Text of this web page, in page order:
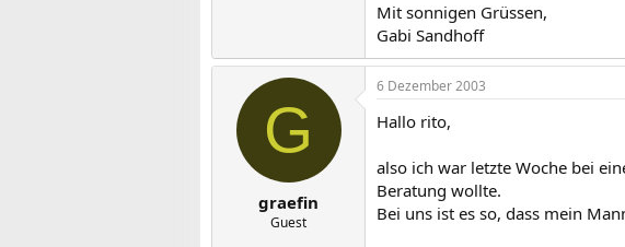
Mit sonnigen Grüssen,
Gabi Sandhoff
G
graefin
Guest
6 Dezember 2003
Hallo rito,
also ich war letzte Woche bei
Beratung wollte.
Bei uns ist es so, dass mein